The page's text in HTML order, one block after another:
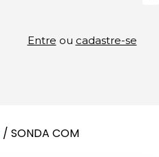
Entre ou cadastre-se
/ SONDA COM